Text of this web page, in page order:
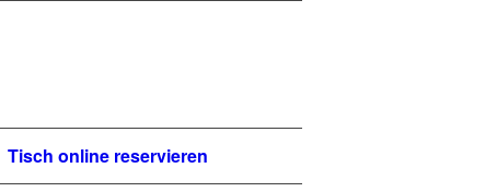
Tisch online reservieren